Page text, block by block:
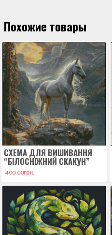
Похожие товары
СХЕМА ДЛЯ ВИШИВАННЯ
“БІЛОСНІЖНИЙ СКАКУН”
400.00грн.